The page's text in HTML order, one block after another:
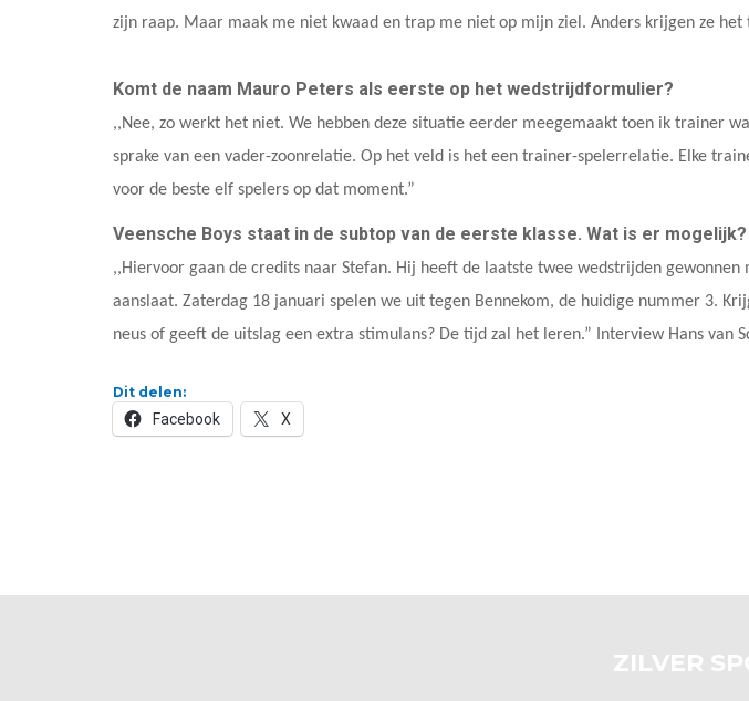
zijn raap. Maar maak me niet kwaad en trap me niet op mijn ziel. Anders krijgen ze het
Komt de naam Mauro Peters als eerste op het wedstrijdformulier?
,,Nee, zo werkt het niet. We hebben deze situatie eerder meegemaakt toen ik trainer
sprake van een vader-zoonrelatie. Op het veld is het een trainer-spelerrelatie. Elke
voor de beste elf spelers op dat moment.”
Veensche Boys staat in de subtop van de eerste klasse. Wat is er mogelijk?
,,Hiervoor gaan de credits naar Stefan. Hij heeft de laatste twee wedstrijden gewonnen
aanslaat. Zaterdag 18 januari spelen we uit tegen Bennekom, de huidige nummer 3.
neus of geeft de uitslag een extra stimulans? De tijd zal het leren.” Interview Hans van
Dit delen:
Facebook X
ZILVER